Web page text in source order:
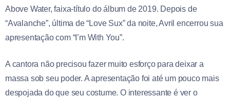
Above Water, faixa-título do álbum de 2019. Depois de
“Avalanche”, última de “Love Sux” da noite, Avril encerrou sua
apresentação com “I’m With You”.
A cantora não precisou fazer muito esforço para deixar a
massa sob seu poder. A apresentação foi até um pouco mais
despojada do que seu costume. O interessante é ver o